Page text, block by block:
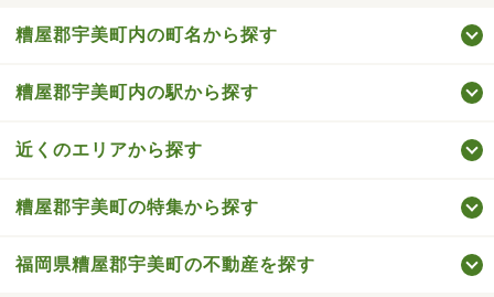
糟屋郡宇美町内の町名から探す
糟屋郡宇美町内の駅から探す
近くのエリアから探す
糟屋郡宇美町の特集から探す
福岡県糟屋郡宇美町の不動産を探す